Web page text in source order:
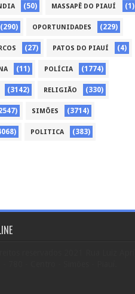
(50) MASSAPÊ DO PIAUÍ (1)
(290) OPORTUNIDADES (229)
(27) PATOS DO PIAUÍ (4)
(11) POLÍCIA (1774)
(3142) RELIGIÃO (330)
SIMÕES (3714)
POLITICA (383)